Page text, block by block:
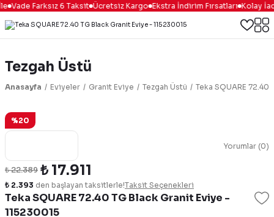
Vade Farksız 6 Taksit Ücretsiz Kargo Ekstra İndirim Fırsatları Kolay
Tezgah Üstü
Anasayfa Eviyeler Granit Eviye Tezgah Üstü Teka SQUARE 72.40
%20
Yorumlar (0)
Teka SQUARE 72.40 TG Black Granit Eviye -
115230015
₺ 22.389 ₺ 17.911
₺ 2.393 den başlayan taksitlerle!Taksit Seçenekleri